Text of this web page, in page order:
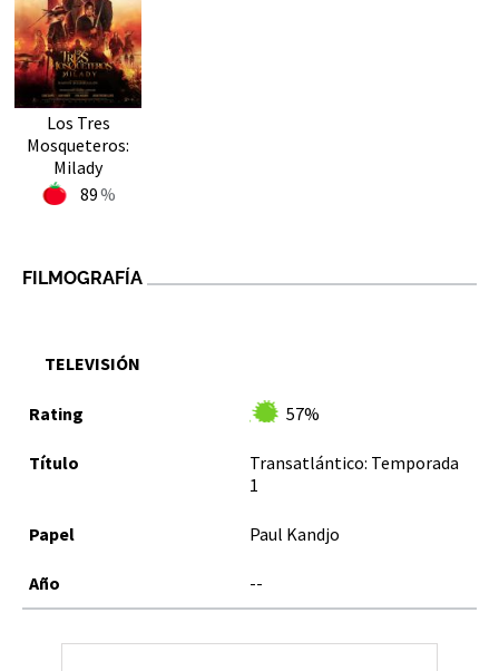
Los Tres
Mosqueteros:
Milady
89
FILMOGRAFÍA
TELEVISIÓN
57%
Transatlántico: Temporada
1
Paul Kandjo
--